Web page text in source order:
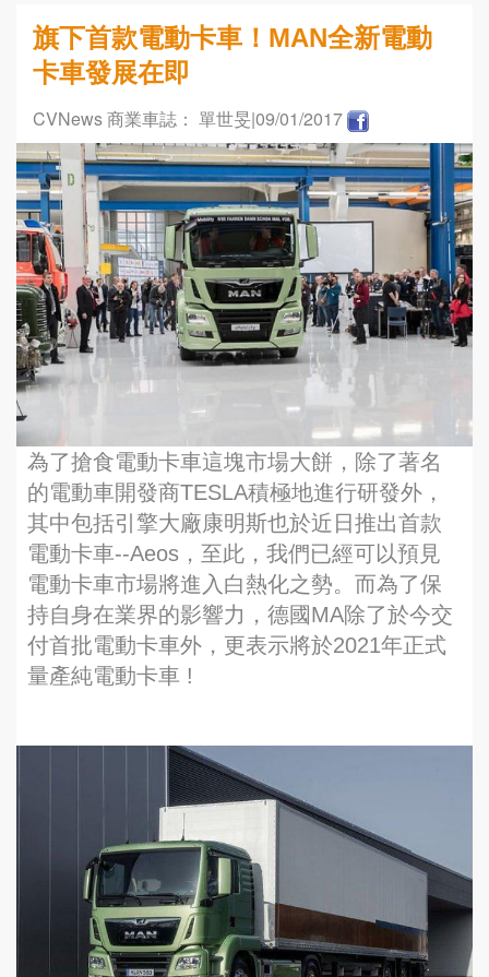
旗下首款電動卡車！MAN全新電動
卡車發展在即
CVNews 商業車誌： 單世旻|09/01/2017
為了搶食電動卡車這塊市場大餅，除了著名
的電動車開發商TESLA積極地進行研發外，
其中包括引擎大廠康明斯也於近日推出首款
電動卡車--Aeos，至此，我們已經可以預見
電動卡車市場將進入白熱化之勢。而為了保
持自身在業界的影響力，德國MA除了於今交
付首批電動卡車外，更表示將於2021年正式
量產純電動卡車 !